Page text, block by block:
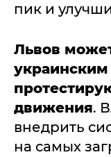
пик и
Львов
движения.
внедрить
на самых